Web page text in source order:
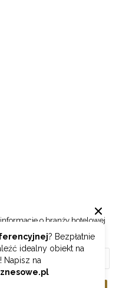
? Bezpłatnie
idealny obiekt na
Napisz na
o branży hotelowej